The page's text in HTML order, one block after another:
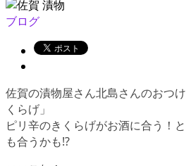
ブログ
佐賀の漬物屋さん北島さんのおつ
くらげ」
ピリ辛のきくらげがお酒に合う！
も合うかも!?